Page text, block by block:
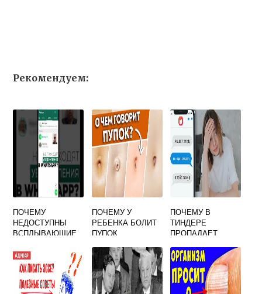
Рекомендуем:
ПОЧЕМУ
НЕДОСТУПНЫ
ВСПЛЫВАЮЩИЕ
ВАТСАПЕ НА
АНДРОИДЕ
ПОЧЕМУ У
РЕБЕНКА БОЛИТ
ПУПОК
ПОЧЕМУ В
ТИНДЕРЕ
ПРОПАДАЕТ
ЧЕЛОВЕКОМ